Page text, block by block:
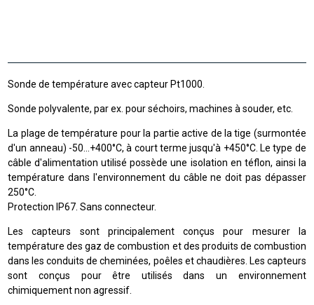
Sonde de température avec capteur Pt1000.
Sonde polyvalente, par ex. pour séchoirs, machines à souder, etc.
La plage de température pour la partie active de la tige (surmontée
d'un anneau) -50 +400°C,à court terme jusqu'à +450°C. Le type de
câble d'alimentation utilisé possède une isolation en téflon, ainsi la
température dans l'environnement du câble ne doit pas dépasser
250°C.
Protection IP67. Sans connecteur.
Les capteurs sont principalement conçus pour mesurer la
température des gaz de combustion et des produits de combustion
dans les conduits de cheminées, poêles et chaudières. Les capteurs
sont conçus pour être utilisés dans un environnement
chimiquement non agressif.